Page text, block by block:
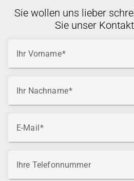
Sie wollen uns lieber
Sie unser
Ihr Vorname
Ihr Nachname
E-Mail
Ihre Telefonnummer